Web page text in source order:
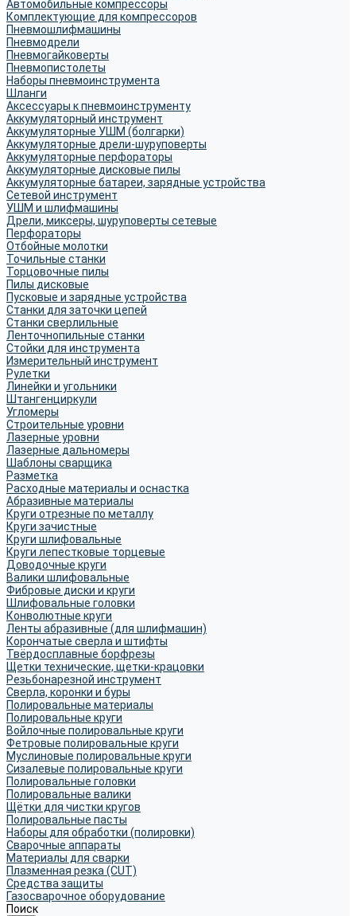
Автомобильные компрессоры
Комплектующие для компрессоров
Пневмошлифмашины
Пневмодрели
Пневмогайковерты
Пневмопистолеты
Наборы пневмоинструмента
Шланги
Аксессуары к пневмоинструменту
Аккумуляторный инструмент
Аккумуляторные УШМ (болгарки)
Аккумуляторные дрели-шуруповерты
Аккумуляторные перфораторы
Аккумуляторные дисковые пилы
Аккумуляторные батареи, зарядные устройства
Сетевой инструмент
УШМ и шлифмашины
Дрели, миксеры, шуруповерты сетевые
Перфораторы
Отбойные молотки
Точильные станки
Торцовочные пилы
Пилы дисковые
Пусковые и зарядные устройства
Станки для заточки цепей
Станки сверлильные
Ленточнопильные станки
Стойки для инструмента
Измерительный инструмент
Рулетки
Линейки и угольники
Штангенциркули
Угломеры
Строительные уровни
Лазерные уровни
Лазерные дальномеры
Шаблоны сварщика
Разметка
Расходные материалы и оснастка
Абразивные материалы
Круги отрезные по металлу
Круги зачистные
Круги шлифовальные
Круги лепестковые торцевые
Доводочные круги
Валики шлифовальные
Фибровые диски и круги
Шлифовальные головки
Конволютные круги
Ленты абразивные (для шлифмашин)
Корончатые сверла и штифты
Твёрдосплавные борфрезы
Щетки технические, щетки-крацовки
Резьбонарезной инструмент
Сверла, коронки и буры
Полировальные материалы
Полировальные круги
Войлочные полировальные круги
Фетровые полировальные круги
Муслиновые полировальные круги
Cизалевые полировальные круги
Полировальные головки
Полировальные валики
Щётки для чистки кругов
Полировальные пасты
Наборы для обработки (полировки)
Сварочные аппараты
Материалы для сварки
Плазменная резка (CUT)
Средства защиты
Газосварочное оборудование
Поиск